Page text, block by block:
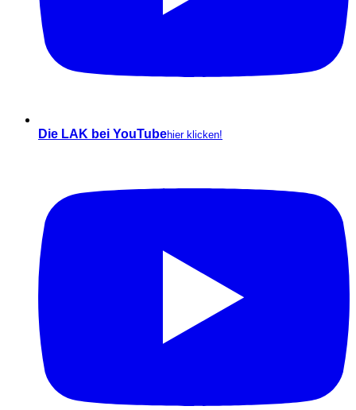
Die LAK bei YouTubehier klicken!